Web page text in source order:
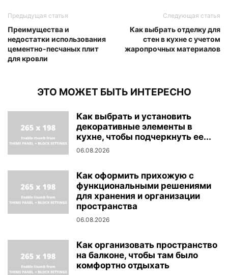
Предыдущая статья
Преимущества и
недостатки использования
цементно-песчаных плит
для кровли
Следующая статья
Как выбрать отделку для
стен в кухне с учетом
жаропрочных материалов
ЭТО МОЖЕТ БЫТЬ ИНТЕРЕСНО
Как выбрать и установить
декоративные элементы в
кухне, чтобы подчеркнуть ее...
06.08.2026
Как оформить прихожую с
функциональными решениями
для хранения и организации
пространства
06.08.2026
Как организовать пространство
на балконе, чтобы там было
комфортно отдыхать